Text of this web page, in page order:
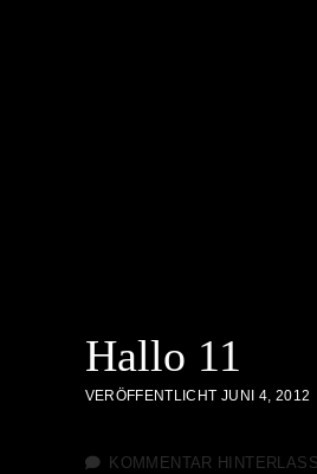
Hallo 11
VERÖFFENTLICHT JUNI 4, 2012
KOMMENTAR